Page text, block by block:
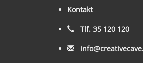
Kontakt
Tlf. 35 120 120